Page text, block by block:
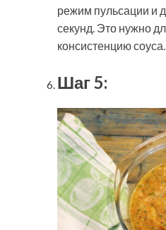
режим пульсации и
секунд. Это нужно
консистенцию соуса.
Шаг 5: